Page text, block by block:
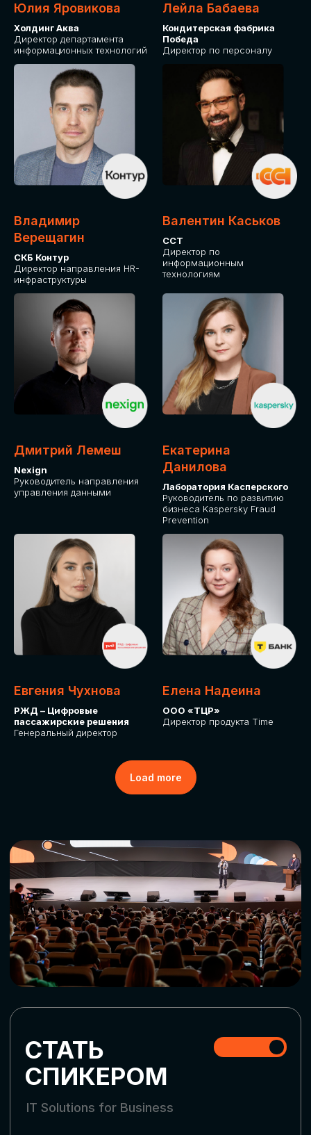
Юлия Яровикова
Холдинг Аква
Директор департамента
информационных технологий
Лейла Бабаева
Кондитерская фабрика
Победа
Директор по персоналу
Владимир
Верещагин
СКБ Контур
Директор направления HR-
инфраструктуры
Валентин Каськов
ССТ
Директор по
информационным
технологиям
Дмитрий Лемеш
Nexign
Руководитель направления
управления данными
Екатерина
Данилова
Лаборатория Касперского
Руководитель по развитию
бизнеса Kaspersky Fraud
Prevention
Евгения Чухнова
РЖД – Цифровые
пассажирские решения
Генеральный директор
Елена Надеина
ООО «ТЦР»
Директор продукта Time
Load more
ДЛЯ ОПЛАТЫ БИЛЕТОВ
Оплата через сервис Timepad
ПРИОБРЕСТИ БИЛЕТ